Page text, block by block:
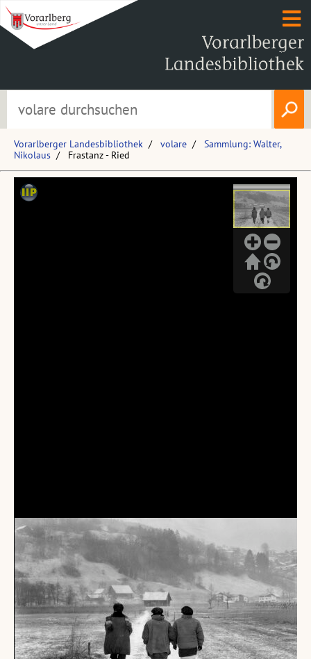
Vorarlberger Landesbibliothek volare
Sammlung: Walter,
Nikolaus
Frastanz - Ried